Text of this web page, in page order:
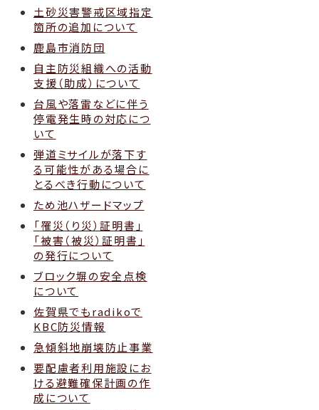
土砂災害警戒区域指定
箇所の追加について
鹿島市消防団
自主防災組織への活動
支援（助成）について
台風や落雷などに伴う
停電発生時の対応につ
いて
弾道ミサイルが落下す
る可能性がある場合に
とるべき行動について
ため池ハザードマップ
「罹災（り災）証明書」
「被害（被災）証明書」
の発行について
ブロック塀の安全点検
について
佐賀県でもradikoで
KBC防災情報
急傾斜地崩壊防止事業
要配慮者利用施設にお
ける避難確保計画の作
成について